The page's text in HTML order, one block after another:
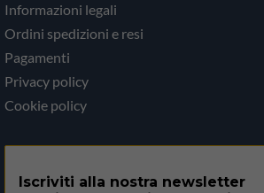
Informazioni legali
Ordini spedizioni e resi
Pagamenti
Privacy policy
Cookie policy